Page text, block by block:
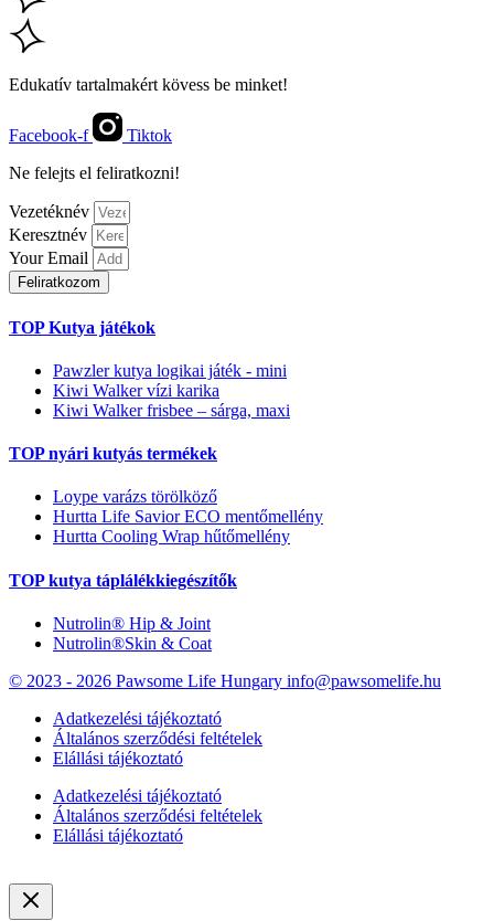
Edukatív tartalmakért kövess be minket!
Facebook-f
Tiktok
Ne felejts el feliratkozni!
Vezetéknév
Keresztnév
Your Email
Feliratkozom
TOP Kutya játékok
Pawzler kutya logikai játék - mini
Kiwi Walker vízi karika
Kiwi Walker frisbee – sárga, maxi
TOP nyári kutyás termékek
Loype varázs törölköző
Hurtta Life Savior ECO mentőmellény
Hurtta Cooling Wrap hűtőmellény
TOP kutya táplálékkiegészítők
Nutrolin® Hip & Joint
Nutrolin®Skin & Coat
© 2023 - 2026 Pawsome Life Hungary info@pawsomelife.hu
Adatkezelési tájékoztató
Általános szerződési feltételek
Elállási tájékoztató
Adatkezelési tájékoztató
Általános szerződési feltételek
Elállási tájékoztató